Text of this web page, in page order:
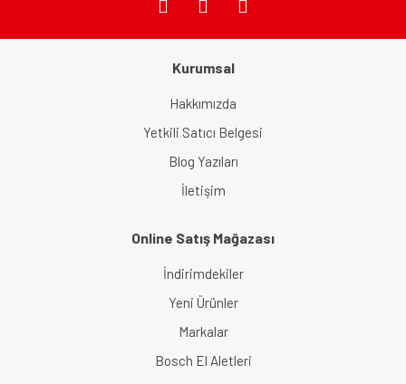
Gönder
Kurumsal
Hakkımızda
Yetkili Satıcı Belgesi
Blog Yazıları
İletişim
Online Satış Mağazası
İndirimdekiler
Yeni Ürünler
Markalar
Bosch El Aletleri